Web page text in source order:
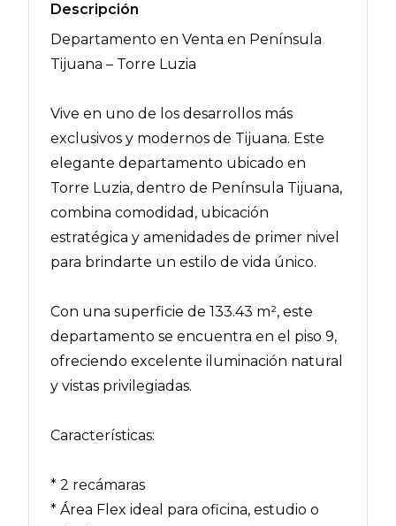
Descripción
Departamento en Venta en Península
Tijuana – Torre Luzia
Vive en uno de los desarrollos más
exclusivos y modernos de Tijuana. Este
elegante departamento ubicado en
Torre Luzia, dentro de Península Tijuana,
combina comodidad, ubicación
estratégica y amenidades de primer nivel
para brindarte un estilo de vida único.
Con una superficie de 133.43 m², este
departamento se encuentra en el piso 9,
ofreciendo excelente iluminación natural
y vistas privilegiadas.
Características:
* 2 recámaras
* Área Flex ideal para oficina, estudio o